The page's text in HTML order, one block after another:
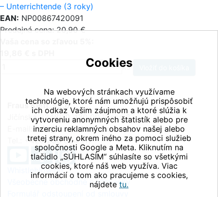
– Unterrichtende (3 roky)
EAN: NP00867420091
Predajná cena: 20,90 €
ks
Fraus Klett, s.r.o.
Jičínská 2348/10, 130 00 Praha 3
E-mail:info@fraus-klett.cz
Tel.: +420 233 084 111
Whistleblowing
Všeobecné obchodné podmienky
Cookies
Na webových stránkach využívame
technológie, ktoré nám umožňujú prispôsobiť
ich odkaz Vašim záujmom a ktoré slúžia k
vytvoreniu anonymných štatistík alebo pre
inzerciu reklamných obsahov našej alebo
tretej strany, okrem iného za pomoci služieb
spoločnosti Google a Meta. Kliknutím na
tlačidlo „SÚHLASÍM“ súhlasíte so všetkými
cookies, ktoré náš web využíva. Viac
informácií o tom ako pracujeme s cookies,
nájdete tu.